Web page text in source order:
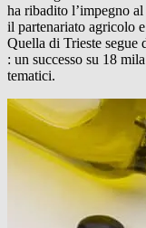
ha ribadito l’impegno
il partenariato agricolo
Quella di Trieste
: un successo su 18
tematici.